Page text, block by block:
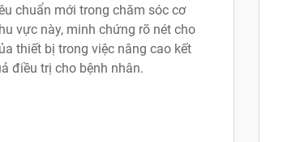
chuẩn mới trong chăm sóc cơ
vực này, minh chứng rõ nét cho
thiết bị trong việc nâng cao kết
điều trị cho bệnh nhân.